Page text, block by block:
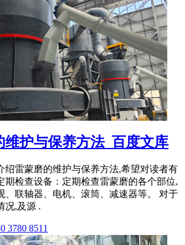
维护与保养方法_百度文库
绍雷蒙磨的维护与保养方法,希望对读者有
期检查设备：定期检查雷蒙磨的各个部位,
、联轴器、电机、滚筒、减速器等。 对于
况,及源 .
3780 8511